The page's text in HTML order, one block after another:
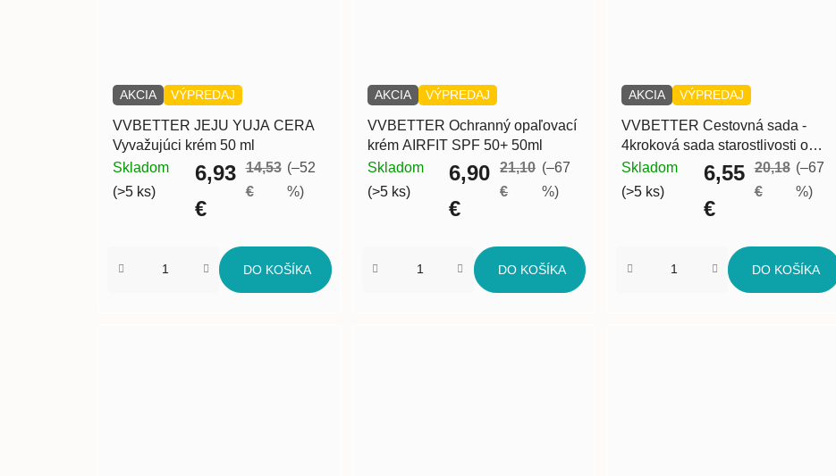
AKCIA VÝPREDAJ
VVBETTER JEJU YUJA CERA
Vyvažujúci krém 50 ml
Skladom
(>5 ks)
6,93
€
14,53
€
(–52
%)
DO KOŠÍKA
AKCIA VÝPREDAJ
VVBETTER Ochranný opaľovací
krém AIRFIT SPF 50+ 50ml
Skladom
(>5 ks)
6,90
€
21,10
€
(–67
%)
DO KOŠÍKA
AKCIA VÝPREDAJ
VVBETTER Cestovná sada -
4kroková sada starostlivosti o
pleť na čistenie, exfoliáciu,
hydratáciu a výživu pokožky
Skladom
(>5 ks)
6,55
€
20,18
€
(–67
%)
DO KOŠÍKA